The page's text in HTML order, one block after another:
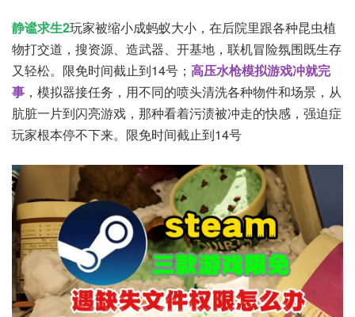
静谧求生2玩家被缩小成蚂蚁大小，在后院里跟各种昆虫植
物打交道，搜资源、造武器、开基地，联机冒险氛围既生存
又轻松。限免时间截止到14号； 高压水枪模拟游戏冲就完
事 ，模拟器接任务，用不同的喷头清洗各种物件和场景，从
肮脏一片到闪亮游戏，那种看着污渍被冲走的快感，强迫症
玩家根本停不下来。限免时间截止到14号